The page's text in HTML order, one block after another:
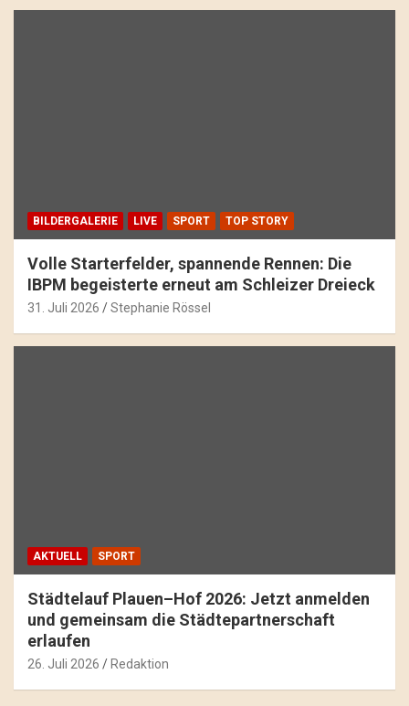
BILDERGALERIE LIVE SPORT TOP STORY
Volle Starterfelder, spannende Rennen: Die
IBPM begeisterte erneut am Schleizer Dreieck
31. Juli 2026 Stephanie Rössel
AKTUELL SPORT
Städtelauf Plauen–Hof 2026: Jetzt anmelden
und gemeinsam die Städtepartnerschaft
erlaufen
26. Juli 2026 Redaktion